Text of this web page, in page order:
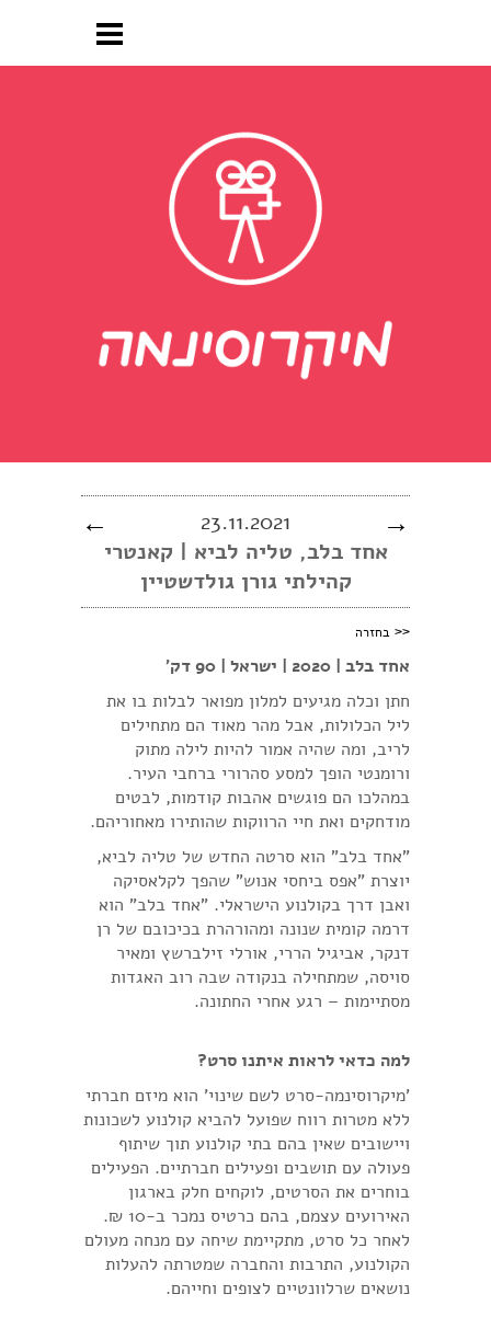
23.11.2021
אחד בלב, טליה לביא | קאנטרי
קהילתי גורן גולדשטיין
← →
<< בחזרה
אחד בלב | 2020 | ישראל | 90 דק'
חתן וכלה מגיעים למלון מפואר לבלות בו את
ליל הכלולות, אבל מהר מאוד הם מתחילים
לריב, ומה שהיה אמור להיות לילה מתוק
ורומנטי הופך למסע סהרורי ברחבי העיר.
במהלכו הם פוגשים אהבות קודמות, לבטים
מודחקים ואת חיי הרווקות שהותירו מאחוריהם.
"אחד בלב" הוא סרטה החדש של טליה לביא,
יוצרת "אפס ביחסי אנוש" שהפך לקלאסיקה
ואבן דרך בקולנוע הישראלי. "אחד בלב" הוא
דרמה קומית שנונה ומהורהרת בכיכובם של רן
דנקר, אביגיל הררי, אורלי זילברשץ ומאיר
סויסה, שמתחילה בנקודה שבה רוב האגדות
מסתיימות – רגע אחרי החתונה.
למה כדאי לראות איתנו סרט?
'מיקרוסינמה-סרט לשם שינוי' הוא מיזם חברתי
ללא מטרות רווח שפועל להביא קולנוע לשכונות
ויישובים שאין בהם בתי קולנוע תוך שיתוף
פעולה עם תושבים ופעילים חברתיים. הפעילים
בוחרים את הסרטים, לוקחים חלק בארגון
האירועים עצמם, בהם כרטיס נמכר ב-10 ₪.
לאחר כל סרט, מתקיימת שיחה עם מנחה מעולם
הקולנוע, התרבות והחברה שמטרתה להעלות
נושאים שרלוונטיים לצופים וחייהם.